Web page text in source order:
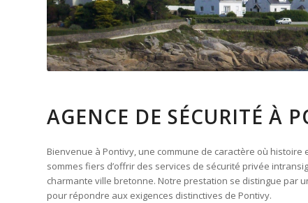
AGENCE DE SÉCURITÉ À
Bienvenue à Pontivy, une commune de caractère où histoire
sommes fiers d’offrir des services de sécurité privée
charmante ville bretonne. Notre prestation se distingue par
pour répondre aux exigences distinctives de Pontivy.